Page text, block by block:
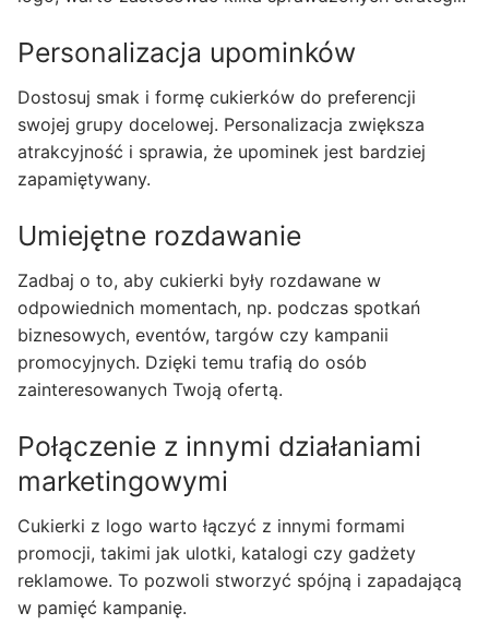
Personalizacja upominków
Dostosuj smak i formę cukierków do preferencji
swojej grupy docelowej. Personalizacja zwiększa
atrakcyjność i sprawia, że upominek jest bardziej
zapamiętywany.
Umiejętne rozdawanie
Zadbaj o to, aby cukierki były rozdawane w
odpowiednich momentach, np. podczas spotkań
biznesowych, eventów, targów czy kampanii
promocyjnych. Dzięki temu trafią do osób
zainteresowanych Twoją ofertą.
Połączenie z innymi działaniami
marketingowymi
Cukierki z logo warto łączyć z innymi formami
promocji, takimi jak ulotki, katalogi czy gadżety
reklamowe. To pozwoli stworzyć spójną i zapadającą
w pamięć kampanię.